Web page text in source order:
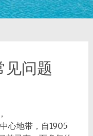
见问题
心地带，自1905